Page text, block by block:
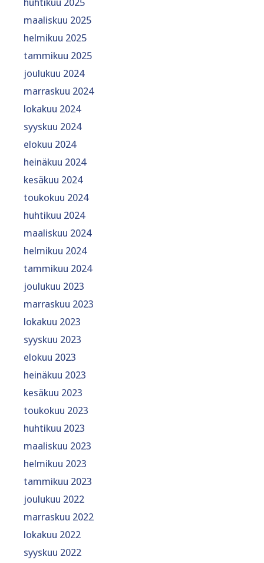
maaliskuu 2025
helmikuu 2025
tammikuu 2025
joulukuu 2024
marraskuu 2024
lokakuu 2024
syyskuu 2024
elokuu 2024
heinäkuu 2024
kesäkuu 2024
toukokuu 2024
huhtikuu 2024
maaliskuu 2024
helmikuu 2024
tammikuu 2024
joulukuu 2023
marraskuu 2023
lokakuu 2023
syyskuu 2023
elokuu 2023
heinäkuu 2023
kesäkuu 2023
toukokuu 2023
huhtikuu 2023
maaliskuu 2023
helmikuu 2023
tammikuu 2023
joulukuu 2022
marraskuu 2022
lokakuu 2022
syyskuu 2022